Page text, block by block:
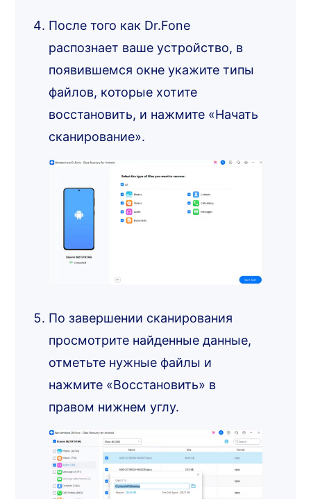
После того как Dr.Fone
распознает ваше устройство, в
появившемся окне укажите типы
файлов, которые хотите
восстановить, и нажмите «Начать
сканирование».
По завершении сканирования
просмотрите найденные данные,
отметьте нужные файлы и
нажмите «Восстановить» в
правом нижнем углу.